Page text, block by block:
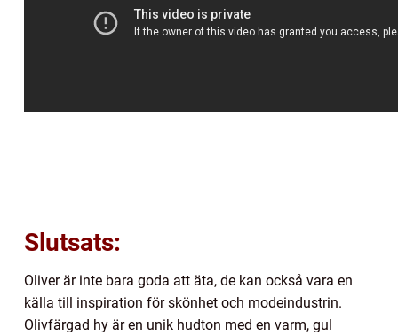
Slutsats:
Oliver är inte bara goda att äta, de kan också vara en
källa till inspiration för skönhet och modeindustrin.
Olivfärgad hy är en unik hudton med en varm, gul